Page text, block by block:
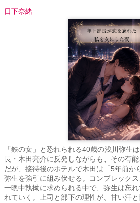
日下奈緒
「鉄の女」と恐れられる40歳の浅川弥生
長・木田亮介に反発しながらも、その有能
だが、接待後のホテルで木田は「5年前か
弥生を強引に組み伏せる。コンプレックス
一晩中執拗に求められる中で、弥生は忘
れていく。上司と部下の理性が、甘い汗